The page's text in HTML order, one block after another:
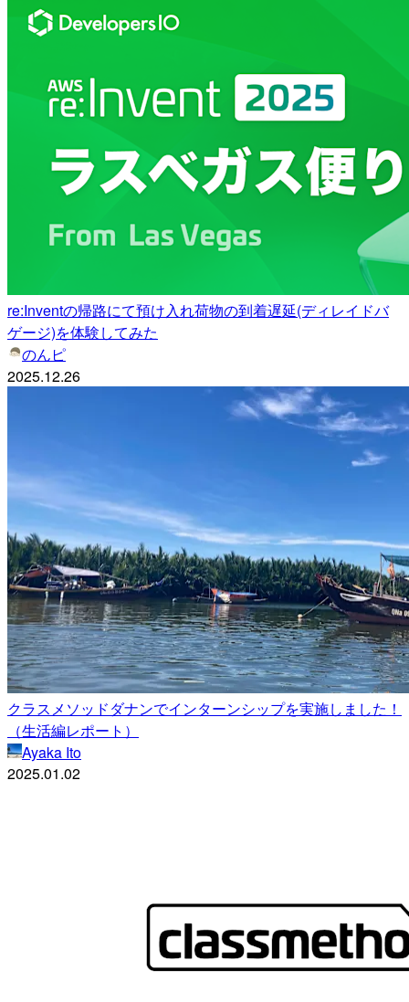
re:Inventの帰路にて預け入れ荷物の到着遅延(ディレイドバ
ゲージ)を体験してみた
のんピ
2025.12.26
クラスメソッドダナンでインターンシップを実施しました！
（生活編レポート）
Ayaka Ito
2025.01.02